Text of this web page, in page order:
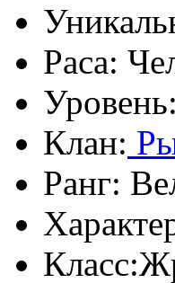
Раса:
Уровень:
Клан:
Ранг:
Класс: